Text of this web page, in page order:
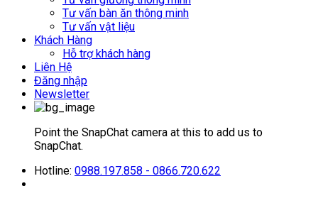
Tư vấn bàn ăn thông minh
Tư vấn vật liệu
Khách Hàng
Hỗ trợ khách hàng
Liên Hệ
Đăng nhập
Newsletter
Point the SnapChat camera at this to add us to
SnapChat.
Hotline: 0988.197.858 - 0866.720.622